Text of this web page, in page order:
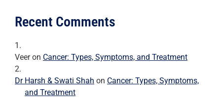
Recent Comments
Veeron Cancer: Types, Symptoms, and Treatment
Dr Harsh & Swati Shah on Cancer: Types, Symptoms,
and Treatment